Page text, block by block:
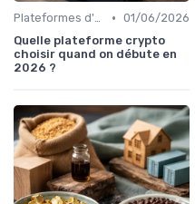
Plateformes d'échange et portefeuilles • 01/06/2026
Quelle plateforme crypto
choisir quand on débute en
2026 ?